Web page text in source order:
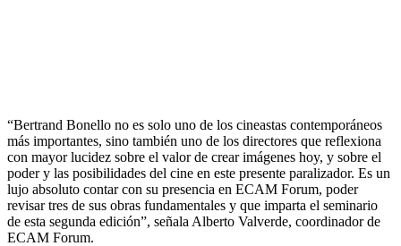
“Bertrand Bonello no es solo uno de los cineastas contemporáneos
más importantes, sino también uno de los directores que reflexiona
con mayor lucidez sobre el valor de crear imágenes hoy, y sobre el
poder y las posibilidades del cine en este presente paralizador. Es un
lujo absoluto contar con su presencia en ECAM Forum, poder
revisar tres de sus obras fundamentales y que imparta el seminario
de esta segunda edición”, señala Alberto Valverde, coordinador de
ECAM Forum.